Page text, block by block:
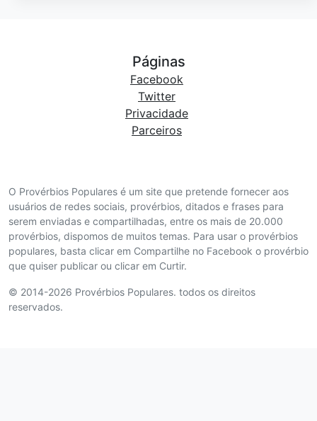
O Provérbios Populares é um site que pretende fornecer aos
usuários de redes sociais, provérbios, ditados e frases para
serem enviadas e compartilhadas, entre os mais de 20.000
provérbios, dispomos de muitos temas. Para usar o provérbios
populares, basta clicar em Compartilhe no Facebook o provérbio
que quiser publicar ou clicar em Curtir.
© 2014-2026 Provérbios Populares. todos os direitos
reservados.
Páginas
Facebook
Twitter
Privacidade
Parceiros